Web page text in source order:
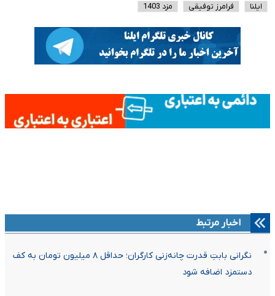
ایلنا فرامرز توفیقی مزد 1403
اخبار مرتبط
نگرانی بابتِ قدرت چانه‌زنی کارگران؛ حداقل ۸ میلیون تومان به کف
دستمزد اضافه شود